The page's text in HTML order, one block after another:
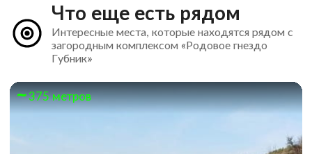
Что еще есть рядом
Интересные места, которые находятся рядом с
загородным комплексом «Родовое гнездо
Губник»
375 метров